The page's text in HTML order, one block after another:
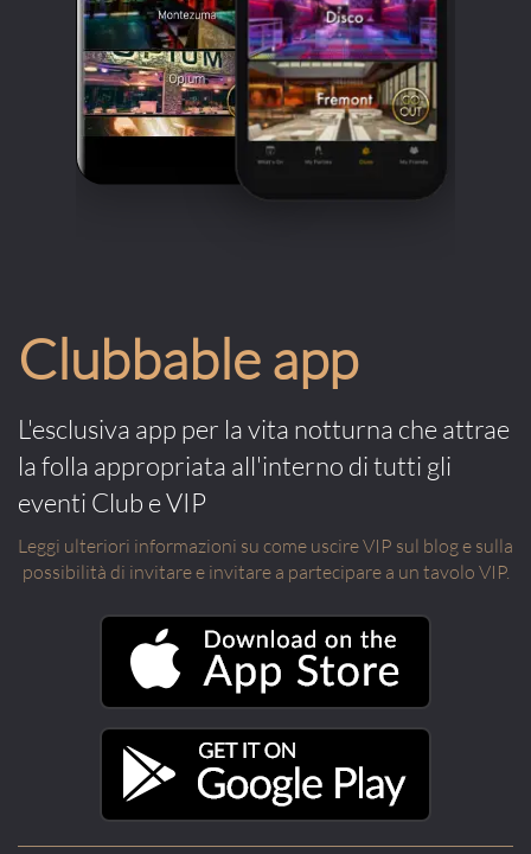
Clubbable app
L'esclusiva app per la vita notturna che attrae
la folla appropriata all'interno di tutti gli
eventi Club e VIP
Leggi ulteriori informazioni su come uscire VIP sul blog e sulla
possibilità di invitare e invitare a partecipare a un tavolo VIP.